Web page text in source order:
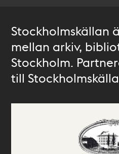
Stockholmskällan
mellan arkiv,
Stockholm.
till